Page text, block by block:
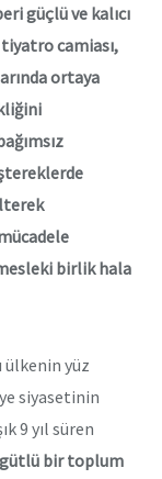
güçlü ve kalıcı
camiası,
ortaya
birlik hala
ülkenin yüz
siyasetinin
9 yıl süren
bir toplum